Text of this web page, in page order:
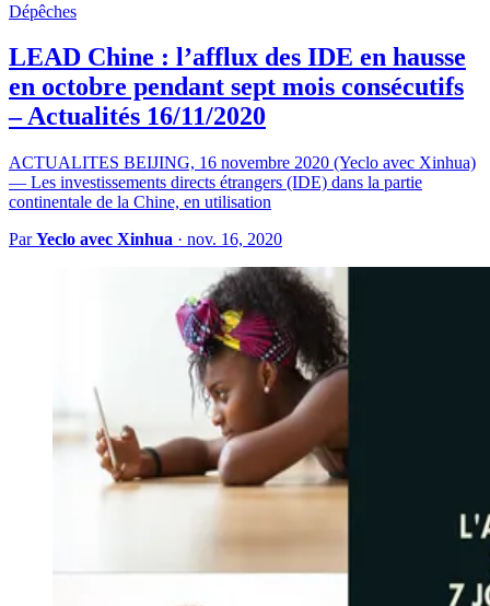
Dépêches
LEAD Chine : l’afflux des IDE en hausse
en octobre pendant sept mois consécutifs
– Actualités 16/11/2020
ACTUALITES BEIJING, 16 novembre 2020 (Yeclo avec Xinhua)
— Les investissements directs étrangers (IDE) dans la partie
continentale de la Chine, en utilisation
ParYeclo avec Xinhua · nov. 16, 2020